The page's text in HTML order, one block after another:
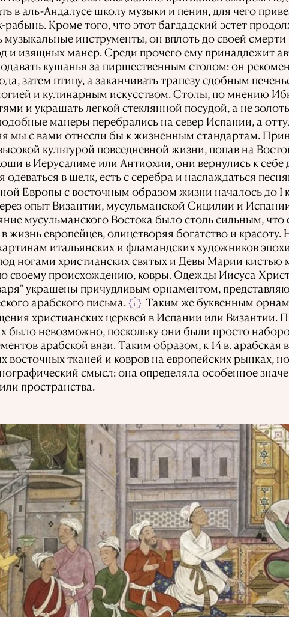
в аль-Андалусе школу музыки и пения, для чего
Кроме того, что этот багдадский эстет
музыкальные инструменты, он вплоть до своей смерти
и изящных манер. Среди прочего ему принадлежит
кушанья за пиршественным столом: он
затем птицу, а заканчивать трапезу сдобным
и кулинарным искусством. Столы, по мнению
и украшать легкой стеклянной посудой, а не
манеры перебрались на север Испании, а
мы с вами отнесли бы к жизненным стандартам.
культурой повседневной жизни, попав на
в Иерусалиме или Антиохии, они вернулись к
в шелк, есть с серебра и наслаждаться
Европы с восточным образом жизни началось до I
опыт Византии, мусульманской Сицилии и
мусульманского Востока было столь сильным, что
жизнь европейцев, олицетворяя богатство и
итальянских и фламандских художников
ногами христианских святых и Девы Марии кистью
своему происхождению, ковры. Одежды Иисуса
украшены причудливым орнаментом,
арабского письма.
i
Таким же буквенным
христианских церквей в Испании или Византии.
было невозможно, поскольку они были просто
арабской вязи. Таким образом, к 14 в. арабская
восточных тканей и ковров на европейских рынках,
смысл: она определяла особенное
пространства.